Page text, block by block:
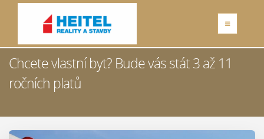
Chcete vlastní byt? Bude vás stát 3 až 11
ročních platů